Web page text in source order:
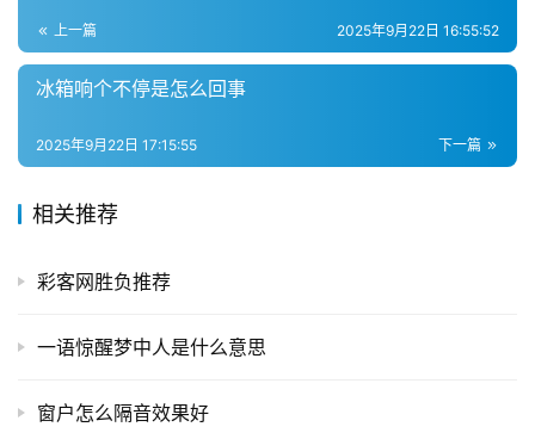
上一篇 2025年9月22日 16:55:52
冰箱响个不停是怎么回事
下一篇
2025年9月22日 17:15:55
相关推荐
彩客网胜负推荐
一语惊醒梦中人是什么意思
窗户怎么隔音效果好